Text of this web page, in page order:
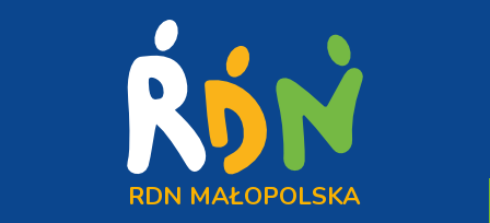
RDN MAŁOPOLSKA